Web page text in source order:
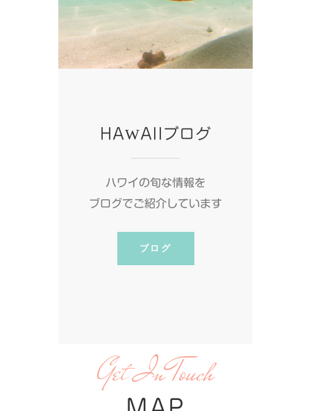
HAWAIIブログ
ハワイの旬な情報を
ブログでご紹介しています
ブログ
Get In Touch